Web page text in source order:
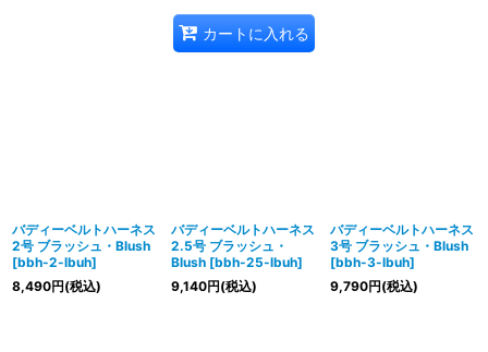
カートに入れる
バディーベルトハーネス
2号 ブラッシュ・Blush
[bbh-2-lbuh]
8,490円(税込)
バディーベルトハーネス
2.5号 ブラッシュ・
Blush [bbh-25-lbuh]
9,140円(税込)
バディーベルトハーネス
3号 ブラッシュ・Blush
[bbh-3-lbuh]
9,790円(税込)